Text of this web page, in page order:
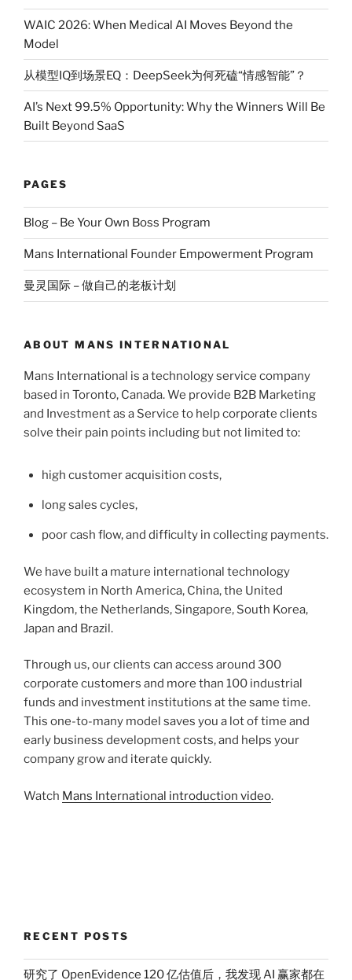
WAIC 2026: When Medical AI Moves Beyond the
Model
从模型IQ到场景EQ：DeepSeek为何死磕“情感智能”？
AI’s Next 99.5% Opportunity: Why the Winners Will Be
Built Beyond SaaS
PAGES
Blog – Be Your Own Boss Program
Mans International Founder Empowerment Program
曼灵国际 – 做自己的老板计划
ABOUT MANS INTERNATIONAL
Mans International is a technology service company
based in Toronto, Canada. We provide B2B Marketing
and Investment as a Service to help corporate clients
solve their pain points including but not limited to:
high customer acquisition costs,
long sales cycles,
poor cash flow, and difficulty in collecting payments.
We have built a mature international technology
ecosystem in North America, China, the United
Kingdom, the Netherlands, Singapore, South Korea,
Japan and Brazil.
Through us, our clients can access around 300
corporate customers and more than 100 industrial
funds and investment institutions at the same time.
This one-to-many model saves you a lot of time and
early business development costs, and helps your
company grow and iterate quickly.
Watch Mans International introduction video.
RECENT POSTS
研究了 OpenEvidence 120 亿估值后，我发现 AI 赢家都在